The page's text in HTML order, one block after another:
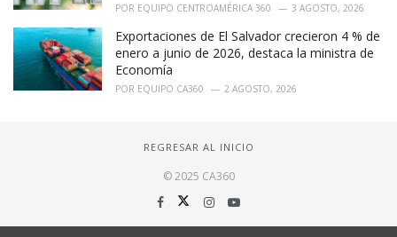
POR EQUIPO CENTROAMÉRICA 360 3 AGOSTO, 2026
Exportaciones de El Salvador crecieron 4 % de
enero a junio de 2026, destaca la ministra de
Economía
POR EQUIPO CA360 2 AGOSTO, 2026
REGRESAR AL INICIO
© 2025 CA360